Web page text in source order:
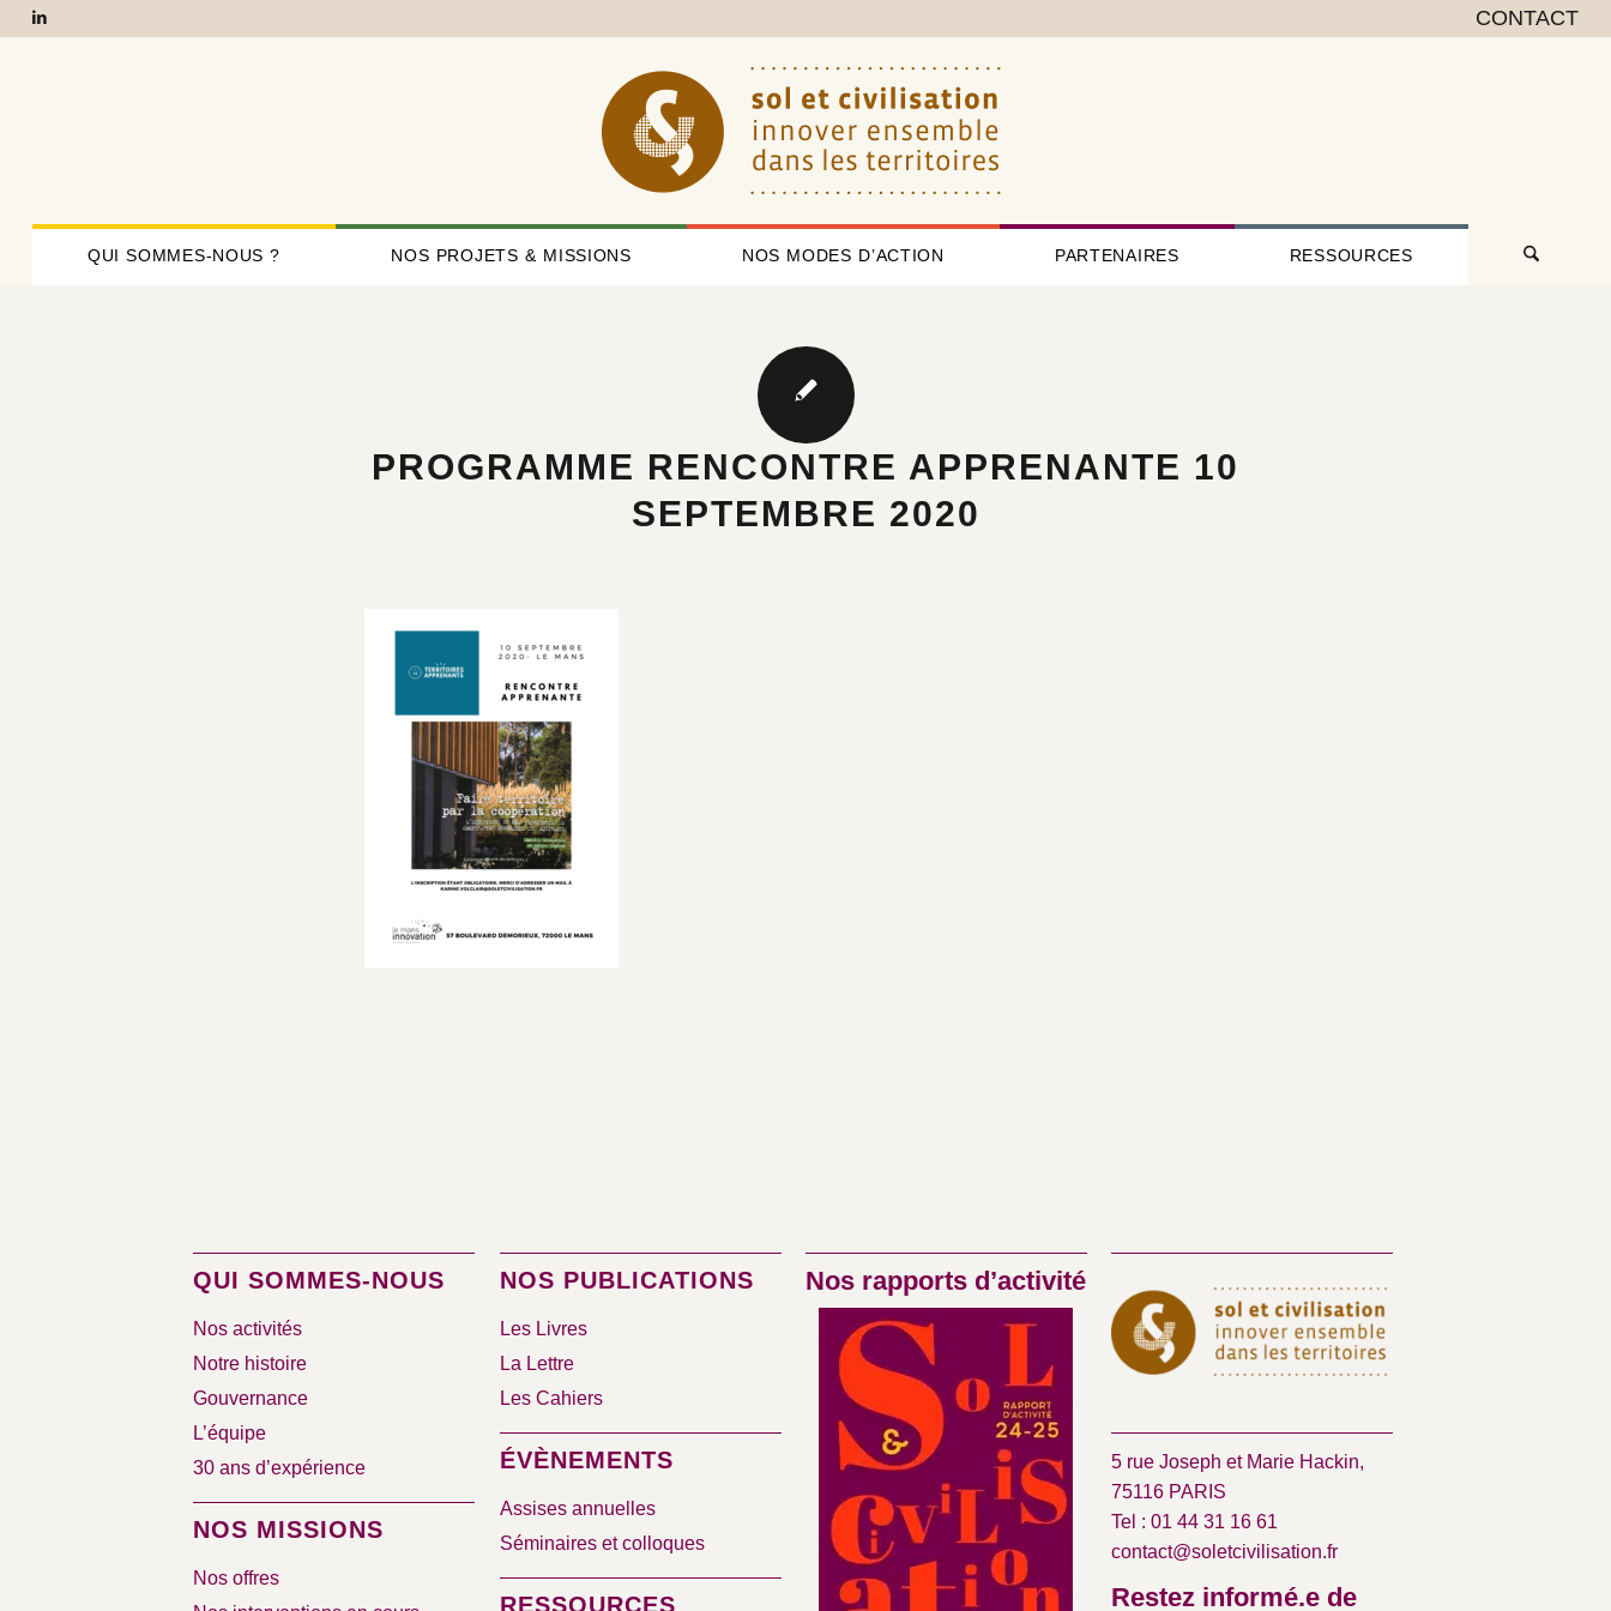
CONTACT
QUI SOMMES-NOUS ? NOS PROJETS & MISSIONS NOS MODES D’ACTION PARTENAIRES RESSOURCES
PROGRAMME RENCONTRE APPRENANTE 10
SEPTEMBRE 2020
QUI SOMMES-NOUS
Nos activités
Notre histoire
Gouvernance
L’équipe
30 ans d’expérience
NOS MISSIONS
Nos offres
NOS PUBLICATIONS
Les Livres
La Lettre
Les Cahiers
ÉVÈNEMENTS
Assises annuelles
Séminaires et colloques
RESSOURCES
Nos rapports d’activité
5 rue Joseph et Marie Hackin,
75116 PARIS
Tel : 01 44 31 16 61
contact@soletcivilisation.fr
Restez informé.e de